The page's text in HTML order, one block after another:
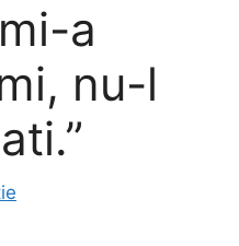
a
nu-l